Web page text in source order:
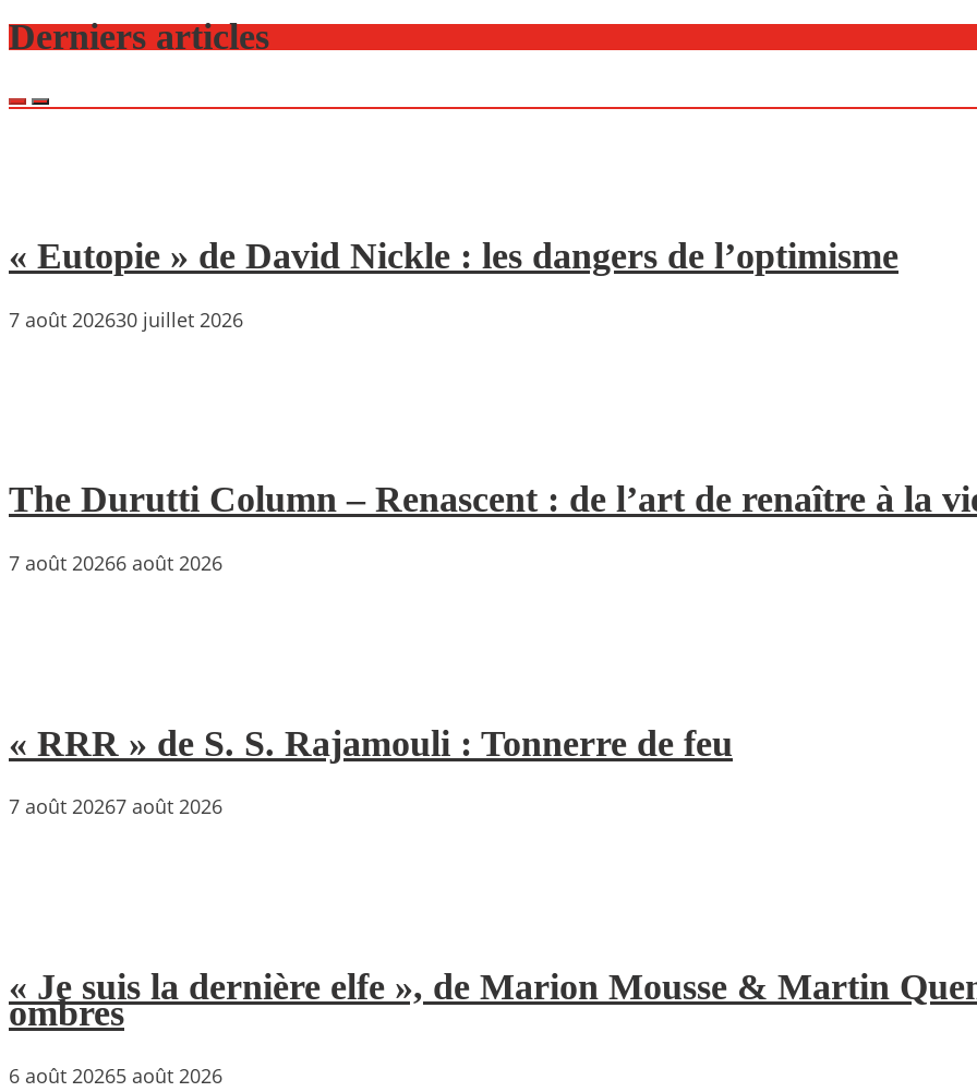
Derniers articles
« Eutopie » de David Nickle : les dangers de l’optimisme
7 août 202630 juillet 2026
The Durutti Column – Renascent : de l’art de renaître à la
7 août 20266 août 2026
« RRR » de S. S. Rajamouli : Tonnerre de feu
7 août 20267 août 2026
« Je suis la dernière elfe », de Marion Mousse & Martin
ombres
6 août 20265 août 2026